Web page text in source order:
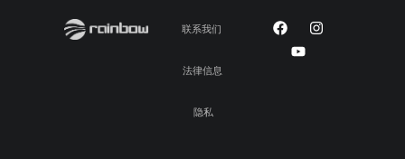
联系我们
法律信息
隐私